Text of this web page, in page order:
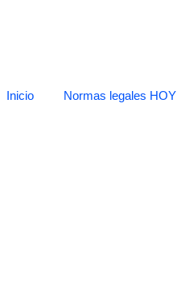
Inicio Normas legales HOY